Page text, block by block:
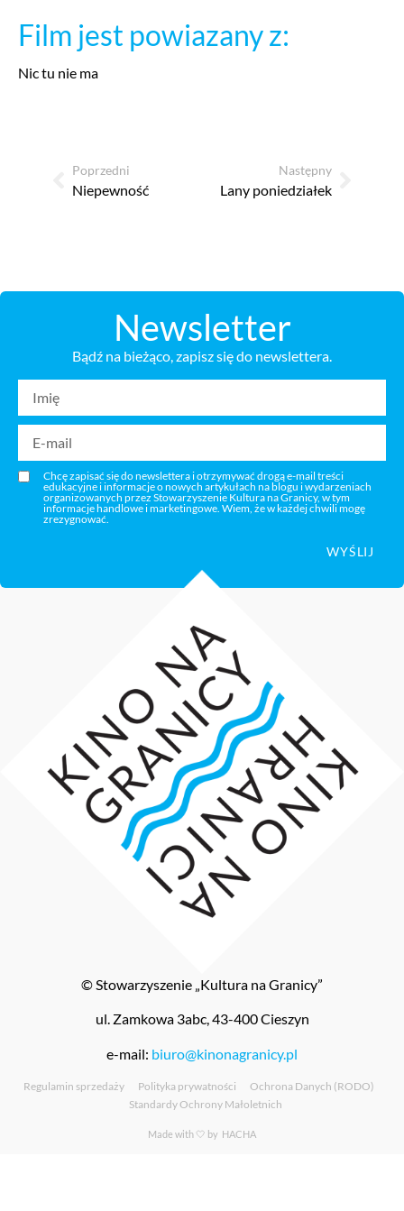
Film jest powiazany z:
Nic tu nie ma
Poprzedni
Niepewność
Następny
Lany poniedziałek
Newsletter
Bądź na bieżąco, zapisz się do newslettera.
Chcę zapisać się do newslettera i otrzymywać drogą e-mail treści
edukacyjne i informacje o nowych artykułach na blogu i wydarzeniach
organizowanych przez Stowarzyszenie Kultura na Granicy, w tym
informacje handlowe i marketingowe. Wiem, że w każdej chwili mogę
zrezygnować.
WYŚLIJ
© Stowarzyszenie „Kultura na Granicy”
ul. Zamkowa 3abc, 43-400 Cieszyn
e-mail: biuro@kinonagranicy.pl
Regulamin sprzedaży Polityka prywatności
Ochrona Danych (RODO)
Standardy Ochrony Małoletnich
Made with 🤍 by HACHA